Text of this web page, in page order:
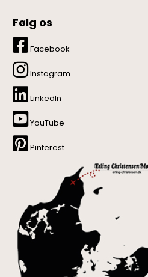
Følg os
Facebook
Instagram
LinkedIn
YouTube
Pinterest